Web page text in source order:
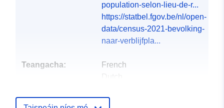
population-selon-lieu-de-r...
https://statbel.fgov.be/nl/open-
data/census-2021-bevolking-
naar-verblijfpla...
Teangacha:
French
Dutch
Foilsitheoir:
North Gate II & III - INS